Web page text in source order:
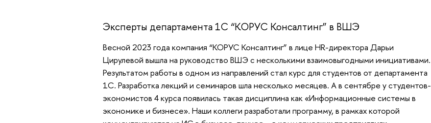
Эксперты департамента 1С “КОРУС Консалтинг” в ВШЭ
Весной 2023 года компания “КОРУС Консалтинг” в лице HR-директора Дарьи
Цирулевой вышла на руководство ВШЭ с несколькими взаимовыгодными инициативами.
Результатом работы в одном из направлений стал курс для студентов от департамента
1С. Разработка лекций и семинаров шла несколько месяцев. А в сентябре у студентов-
экономистов 4 курса появилась такая дисциплина как «Информационные системы в
экономике и бизнесе». Наши коллеги разработали программу, в рамках которой